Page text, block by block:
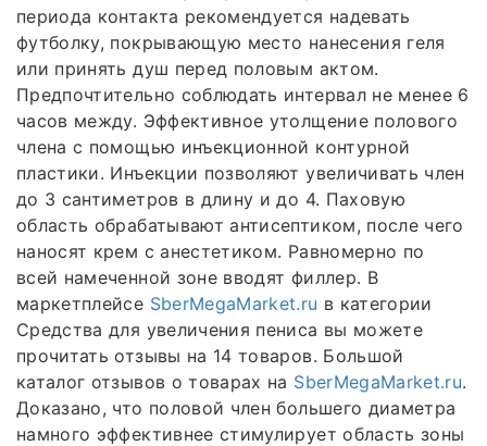
периода контакта рекомендуется надевать
футболку, покрывающую место нанесения геля
или принять душ перед половым актом.
Предпочтительно соблюдать интервал не менее 6
часов между. Эффективное утолщение полового
члена с помощью инъекционной контурной
пластики. Инъекции позволяют увеличивать член
до 3 сантиметров в длину и до 4. Паховую
область обрабатывают антисептиком, после чего
наносят крем с анестетиком. Равномерно по
всей намеченной зоне вводят филлер. В
маркетплейсе SberMegaMarket.ru в категории
Средства для увеличения пениса вы можете
прочитать отзывы на 14 товаров. Большой
каталог отзывов о товарах на SberMegaMarket.ru.
Доказано, что половой член большего диаметра
намного эффективнее стимулирует область зоны